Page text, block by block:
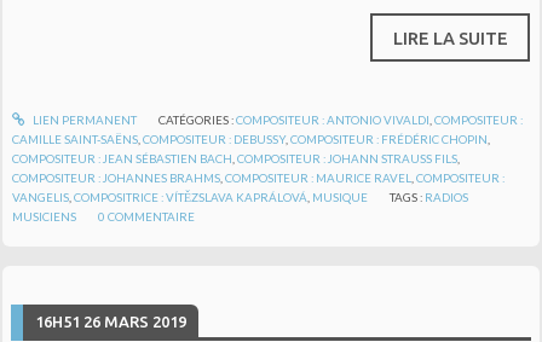
LIRE LA SUITE
LIEN PERMANENT CATÉGORIES :COMPOSITEUR : ANTONIO VIVALDI COMPOSITEUR :
CAMILLE SAINT-SAËNS ,COMPOSITEUR : DEBUSSY,COMPOSITEUR : FRÉDÉRIC CHOPIN
COMPOSITEUR : JEAN SÉBASTIEN BACH ,COMPOSITEUR : JOHANN STRAUSS FILS
COMPOSITEUR : JOHANNES BRAHMS ,COMPOSITEUR : MAURICE RAVEL ,COMPOSITEUR :
VANGELIS ,COMPOSITRICE : VÍTĚZSLAVA KAPRÁLOVÁ MUSIQUE TAGS : RADIOS
MUSICIENS
0 COMMENTAIRE
16H51 26 MARS 2019